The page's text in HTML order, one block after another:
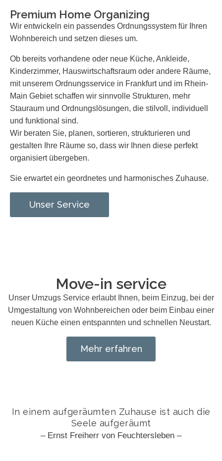
Premium Home Organizing
Wir entwickeln ein passendes Ordnungssystem für Ihren
Wohnbereich und setzen dieses um.
Ob bereits vorhandene oder neue Küche, Ankleide,
Kinderzimmer, Hauswirtschaftsraum oder andere Räume,
mit unserem Ordnungsservice in Frankfurt und im Rhein-
Main Gebiet schaffen wir sinnvolle Strukturen, mehr
Stauraum und Ordnungslösungen, die stilvoll, individuell
und funktional sind.
Wir beraten Sie, planen, sortieren, strukturieren und
gestalten Ihre Räume so, dass wir Ihnen diese perfekt
organisiert übergeben.
Sie erwartet ein geordnetes und harmonisches Zuhause.
Unser Service
Move-in service
Unser Umzugs Service erlaubt Ihnen, beim Einzug, bei der
Umgestaltung von Wohnbereichen oder beim Einbau einer
neuen Küche einen entspannten und schnellen Neustart.
Mehr erfahren
In einem aufgeräumten Zuhause ist auch die
Seele aufgeräumt
– Ernst Freiherr von Feuchtersleben –